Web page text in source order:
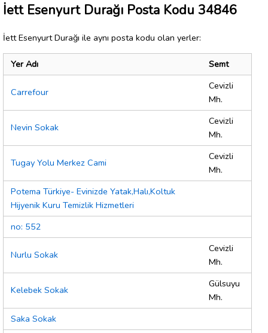
İett Esenyurt Durağı Posta Kodu 34846
İett Esenyurt Durağı ile aynı posta kodu olan yerler:
Yer Adı Semt
Carrefour
Cevizli
Mh.
Nevin Sokak
Cevizli
Mh.
Tugay Yolu Merkez Cami
Cevizli
Mh.
Potema Türkiye- Evinizde Yatak,Halı,Koltuk
Hijyenik Kuru Temizlik Hizmetleri
no: 552
Nurlu Sokak
Cevizli
Mh.
Kelebek Sokak
Gülsuyu
Mh.
Saka Sokak